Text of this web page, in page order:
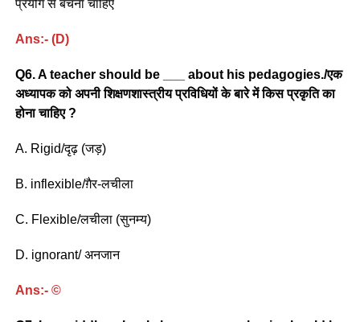
प्रयोग से बचना चाहिए
Ans:- (D)
Q6. A teacher should be ___ about his pedagogies./एक
अध्यापक को अपनी शिक्षणशास्त्रीय प्रविधियों के बारे में किस प्रकृति का
होना चाहिए ?
A. Rigid/दृढ़ (जड़)
B. inflexible/ग़ैर-लचीला
C. Flexible/लचीला (सुनम्य)
D. ignorant/ अनजान
Ans:- ©